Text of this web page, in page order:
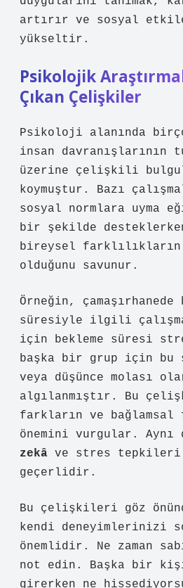
artırır ve sosyal
yükseltir.
Psikolojik
Çıkan Çelişkiler
Psikoloji alanında
insan davranışlarının
üzerine çelişkili
koymuştur. Bazı
sosyal normlara uyma
bir şekilde
bireysel
olduğunu savunur.
Örneğin, çamaşırhanede
süresiyle ilgili
için bekleme süresi
başka bir grup için bu
veya düşünce molası
algılanmıştır. Bu
farkların ve
önemini vurgular. Aynı
zekâ ve stres
geçerlidir.
Bu çelişkileri göz
kendi deneyimlerinizi
önemlidir. Ne zaman
not edin. Başka bir
girerken ne